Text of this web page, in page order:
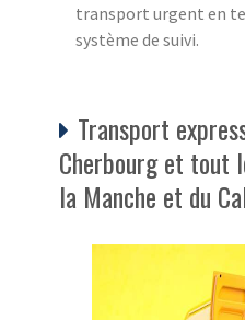
transport urgent en
système de suivi.
Transport
Cherbourg et tout
la Manche et du